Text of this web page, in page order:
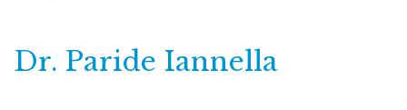
Dr. Paride Iannella